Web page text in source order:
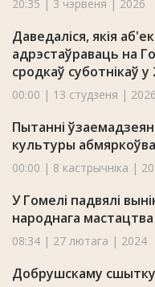
20:35 | 3 чэрвеня | 2026
Даведаліся, якія
адрэстаўраваць на
сродкаў суботнікаў у
00:00 | 13 студзеня | 2026
Пытанні
культуры
00:00 | 8 кастрычніка |
У Гомелі падвялі
народнага
08:34 | 27 лютага | 2024
Добрушскаму сшытку